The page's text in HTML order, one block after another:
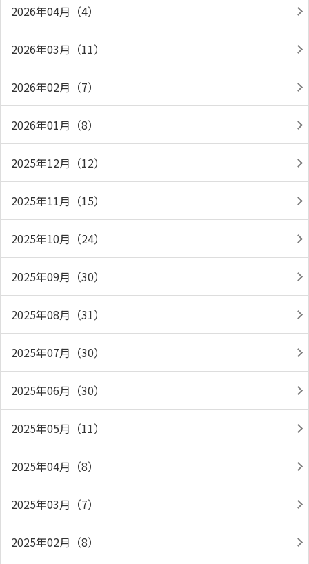
2026年04月（4）
2026年03月（11）
2026年02月（7）
2026年01月（8）
2025年12月（12）
2025年11月（15）
2025年10月（24）
2025年09月（30）
2025年08月（31）
2025年07月（30）
2025年06月（30）
2025年05月（11）
2025年04月（8）
2025年03月（7）
2025年02月（8）